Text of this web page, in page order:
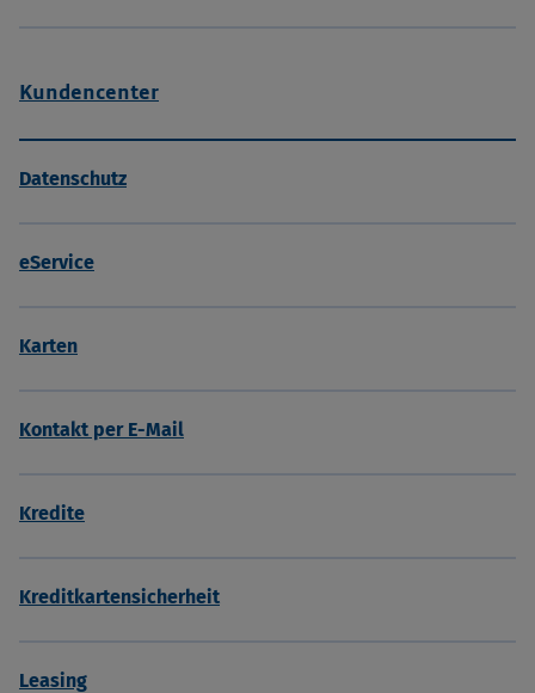
Kundencenter
Datenschutz
eService
Karten
Kontakt per E-Mail
Kredite
Kreditkartensicherheit
Leasing